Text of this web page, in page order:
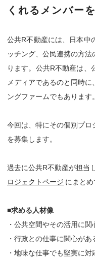
くれるメンバー
公共R不動産には、日本中
ッチング、公民連携の方
ります。公共R不動産は、
メディアであるのと同時
ングファームでもあります
今回は、特にその個別プロ
を募集します。
過去に公共R不動産が担当
ロジェクトページ にまとめ
■求める人材像
・公共空間やその活用に関
・行政との仕事に関心があ
・地味な仕事でも堅実に対